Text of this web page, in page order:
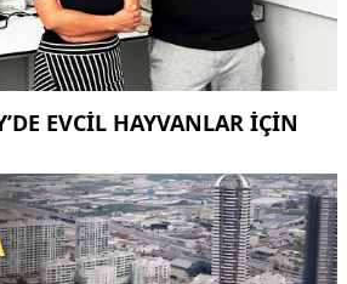
EVCIL HAYVANLAR IÇIN